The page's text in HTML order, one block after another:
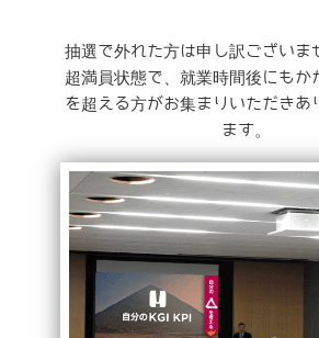
抽選で外れた方は申し訳ございま
超満員状態で、就業時間後にも
を超える方がお集まりいただきあ
ます。